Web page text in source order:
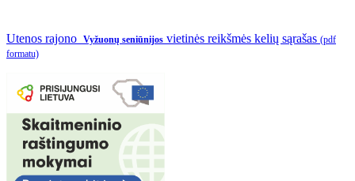
Utenos rajono Vyžuonų seniūnijos vietinės reikšmės kelių sąrašas (pdf
formatu)